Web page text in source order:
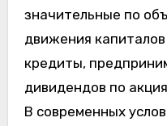
значительные по
движения
кредиты,
дивидендов по
В современных